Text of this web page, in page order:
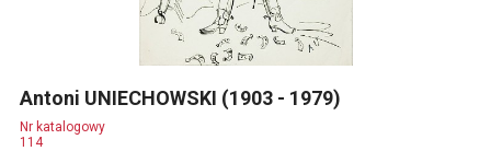
Antoni UNIECHOWSKI (1903 - 1979)
Nr katalogowy
114